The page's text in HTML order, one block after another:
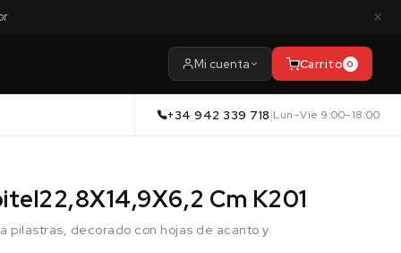
×
Mi cuenta Carrito 0
+34 942 339 718|Lun–Vie 9:00–18:00
Cm K201
pilastras, decorado con hojas de acanto y